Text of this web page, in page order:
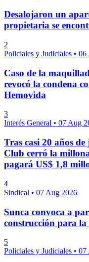
Desalojaron un
propietaria se
2
Policiales y Judiciales • 06
Caso de la
revocó la condena
Hemovida
3
Interés General • 07 Aug
Tras casi 20 años
Club cerró la
pagará US$ 1,8
4
Sindical • 07 Aug 2026
Sunca convoca a
construcción para
5
Policiales y Judiciales • 07